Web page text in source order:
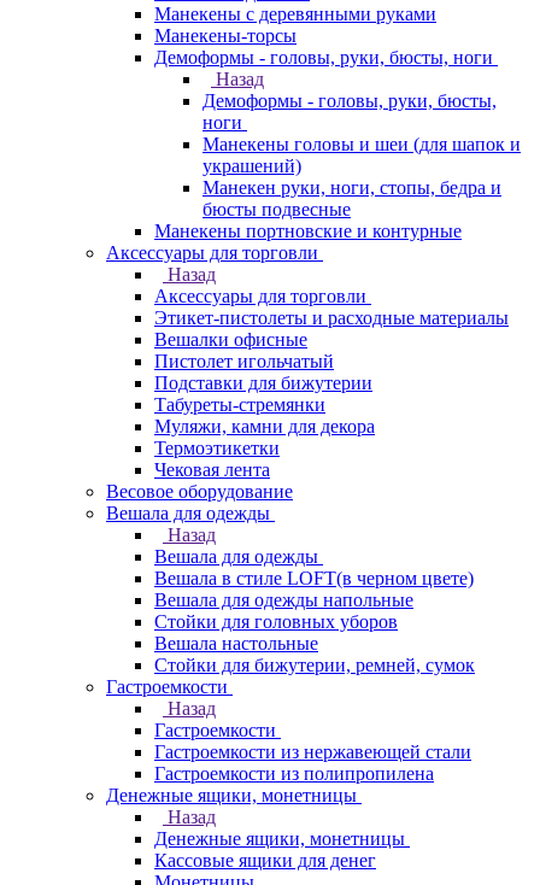
Манекены с деревянными руками
Манекены-торсы
Демоформы - головы, руки, бюсты, ноги
Назад
Демоформы - головы, руки, бюсты,
ноги
Манекены головы и шеи (для шапок и
украшений)
Манекен руки, ноги, стопы, бедра и
бюсты подвесные
Манекены портновские и контурные
Аксессуары для торговли
Назад
Аксессуары для торговли
Этикет-пистолеты и расходные материалы
Вешалки офисные
Пистолет игольчатый
Подставки для бижутерии
Табуреты-стремянки
Муляжи, камни для декора
Термоэтикетки
Чековая лента
Весовое оборудование
Вешала для одежды
Назад
Вешала для одежды
Вешала в стиле LOFT(в черном цвете)
Вешала для одежды напольные
Стойки для головных уборов
Вешала настольные
Cтойки для бижутерии, ремней, сумок
Гастроемкости
Назад
Гастроемкости
Гастроемкости из нержавеющей стали
Гастроемкости из полипропилена
Денежные ящики, монетницы
Назад
Денежные ящики, монетницы
Кассовые ящики для денег